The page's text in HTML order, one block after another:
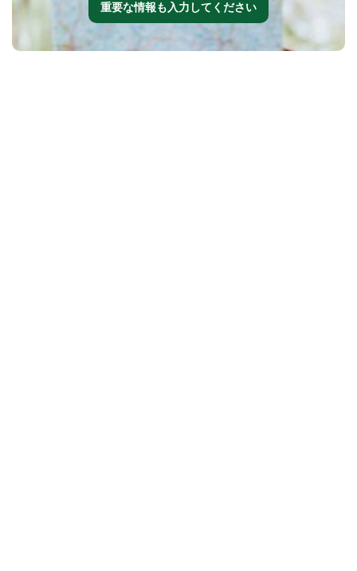
重要な情報も入力してください